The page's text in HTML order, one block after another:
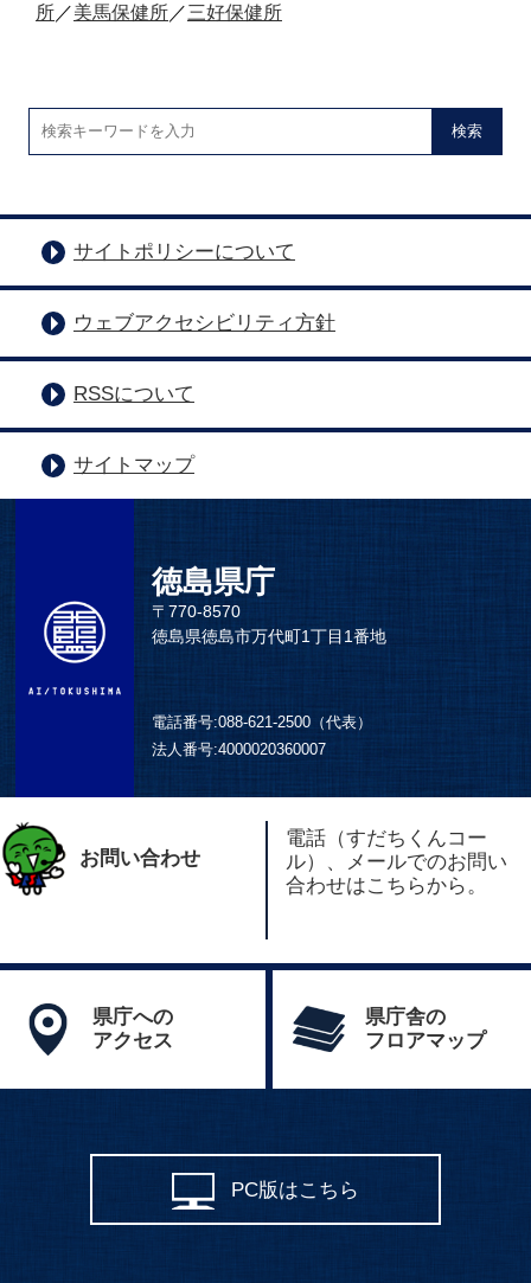
所／美馬保健所／三好保健所
検索
サイトポリシーについて
ウェブアクセシビリティ方針
RSSについて
サイトマップ
徳島県庁
〒770-8570
徳島県徳島市万代町1丁目1番地
電話番号:088-621-2500（代表）
法人番号:4000020360007
お問い合わせ
電話（すだちくんコー
ル）、メールでのお問い
合わせはこちらから。
県庁への
アクセス
県庁舎の
フロアマップ
PC版はこちら